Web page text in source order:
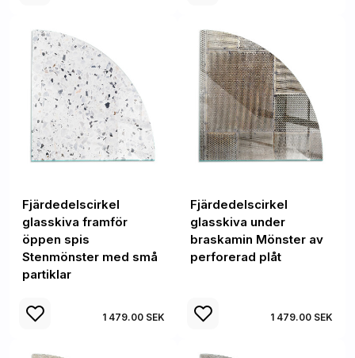
Fjärdedelscirkel
glasskiva framför
öppen spis
Stenmönster med små
partiklar
1 479.00 SEK
Fjärdedelscirkel
glasskiva under
braskamin Mönster av
perforerad plåt
1 479.00 SEK